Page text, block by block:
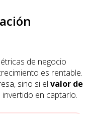
de negocio
es rentable.
sino si el valor de
en captarlo.